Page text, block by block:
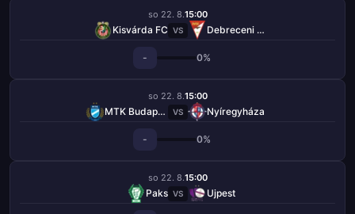
so 22. 8.15:00
Kisvárda FC VS Debreceni VSC
- 0%
so 22. 8.15:00
MTK Budapešť VS Nyíregyháza
- 0%
so 22. 8.15:00
Paks VS Ujpest